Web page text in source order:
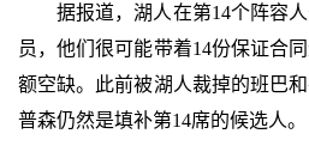
据报道，湖人在第14个阵容
员，他们很可能带着14份保证合
额空缺。此前被湖人裁掉的班巴
普森仍然是填补第14席的候选人。